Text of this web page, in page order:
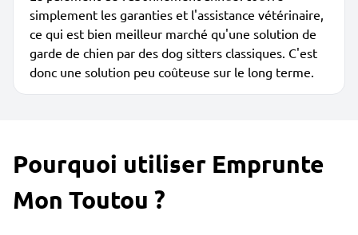
simplement les garanties et l'assistance vétérinaire,
ce qui est bien meilleur marché qu'une solution de
garde de chien par des dog sitters classiques. C'est
donc une solution peu coûteuse sur le long terme.
Pourquoi utiliser Emprunte
Mon Toutou ?